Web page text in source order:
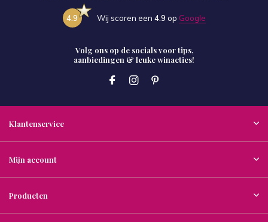
4.9 Wij scoren een 4.9 op Google
Volg ons op de socials voor tips,
aanbiedingen & leuke winacties!
Klantenservice
Mijn account
Producten